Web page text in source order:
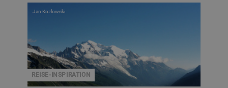
REISE-INSPIRATION
Jan Kozlowski